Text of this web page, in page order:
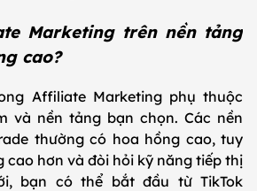
Marketing trên nền tảng
cao?
Affiliate Marketing phụ thuộc
và nền tảng bạn chọn. Các nền
thường có hoa hồng cao, tuy
cao hơn và đòi hỏi kỹ năng tiếp thị
bạn có thể bắt đầu từ TikTok